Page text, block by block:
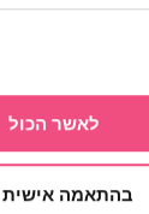
לאשר הכול
בהתאמה אישית